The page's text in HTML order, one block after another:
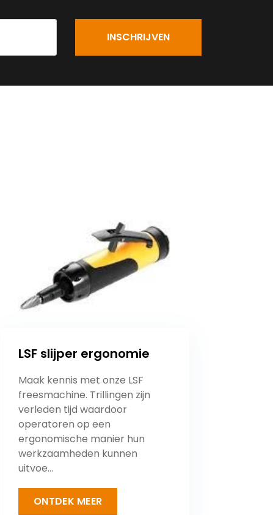
LSF slijper ergonomie
Maak kennis met onze LSF
freesmachine. Trillingen zijn
verleden tijd waardoor
operatoren op een
ergonomische manier hun
werkzaamheden kunnen
uitvoe...
ONTDEK MEER